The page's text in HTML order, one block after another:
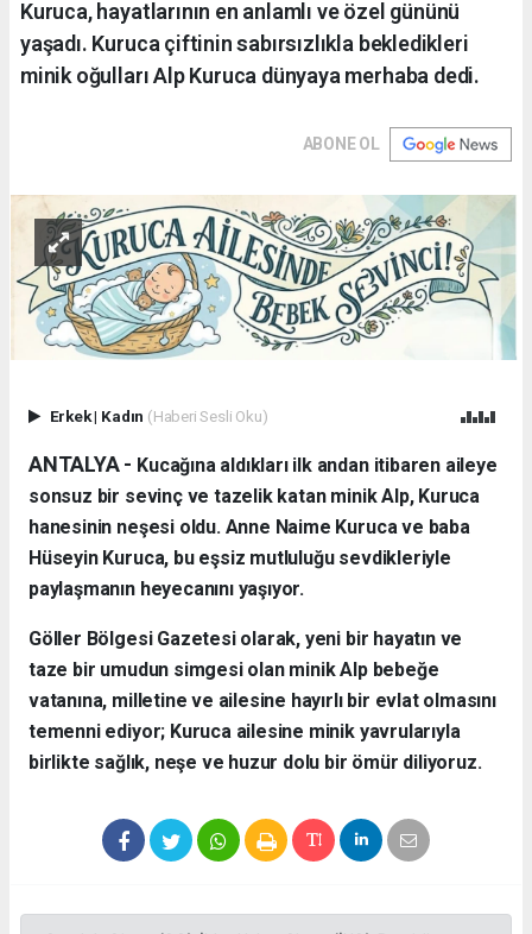
Kuruca, hayatlarının en anlamlı ve özel gününü
yaşadı. Kuruca çiftinin sabırsızlıkla bekledikleri
minik oğulları Alp Kuruca dünyaya merhaba dedi.
ABONE OL
Erkek| Kadın (Haberi Sesli Oku)
ANTALYA - ​ Kucağına aldıkları ilk andan itibaren aileye
sonsuz bir sevinç ve tazelik katan minik Alp, Kuruca
hanesinin neşesi oldu. Anne Naime Kuruca ve baba
Hüseyin Kuruca, bu eşsiz mutluluğu sevdikleriyle
paylaşmanın heyecanını yaşıyor.
​Göller Bölgesi Gazetesi olarak, yeni bir hayatın ve
taze bir umudun simgesi olan minik Alp bebeğe
vatanına, milletine ve ailesine hayırlı bir evlat olmasını
temenni ediyor; Kuruca ailesine minik yavrularıyla
birlikte sağlık, neşe ve huzur dolu bir ömür diliyoruz.